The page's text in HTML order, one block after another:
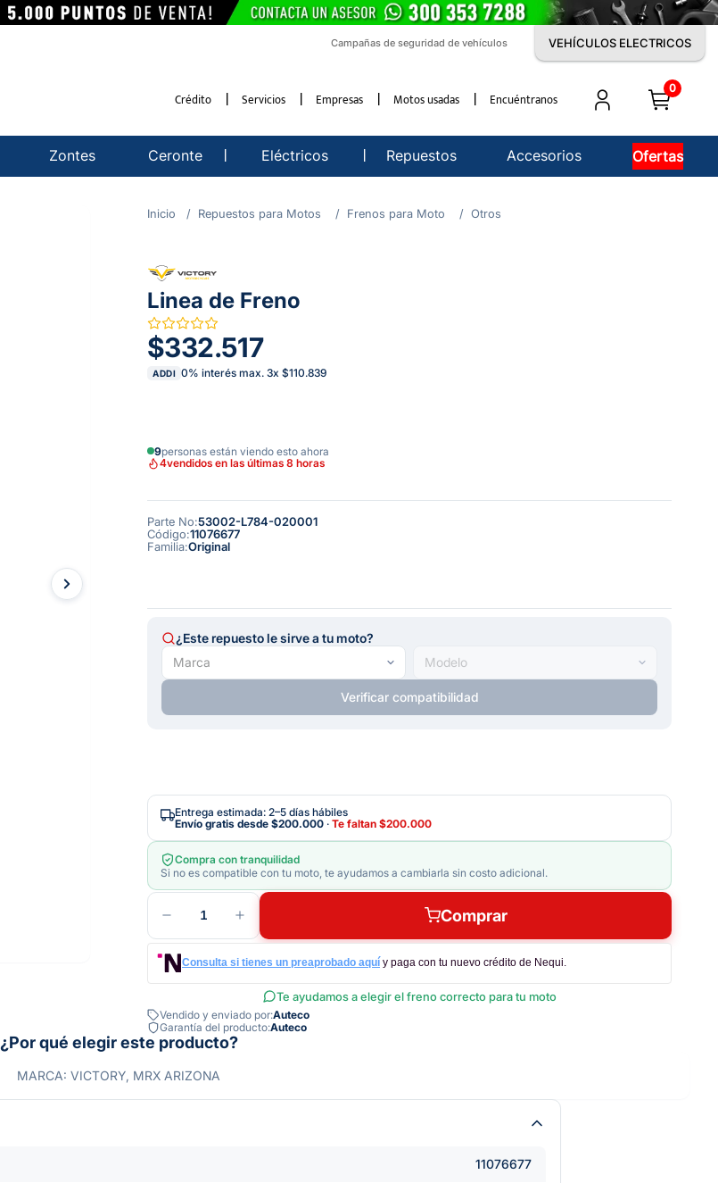
Campañas de seguridad de vehículos VEHÍCULOS ELECTRICOS
Crédito Servicios Empresas Motos usadas Encuéntranos
0
Zontes Ceronte Eléctricos Repuestos Accesorios Ofertas
Repuestos para Motos Frenos para Moto Otros
Linea de Freno
$332.517
ADDI 0% interés max. 3x $110.839
9personas están viendo esto ahora
4vendidos en las últimas 8 horas
Parte No:53002-L784-020001
Código:11076677
Familia:Original
¿Este repuesto le sirve a tu moto?
Verificar compatibilidad
Entrega estimada: 2–5 días hábiles
Envío gratis desde $200.000 · Te faltan $200.000
Compra con tranquilidad
Si no es compatible con tu moto, te ayudamos a cambiarla sin costo adicional.
1 Comprar
Consulta si tienes un preaprobado aquí y paga con tu nuevo crédito de Nequi.
Te ayudamos a elegir el freno correcto para tu moto
Vendido y enviado por:Auteco
Garantía del producto:Auteco
¿Por qué elegir este producto?
MARCA: VICTORY, MRX ARIZONA
11076677